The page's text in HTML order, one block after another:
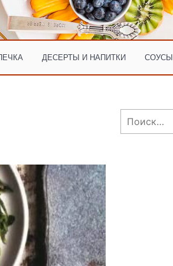
ДЕСЕРТЫ И НАПИТКИ СОУСЫ
Найти: